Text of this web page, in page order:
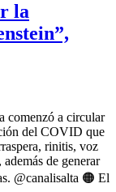
la
comenzó a circular
del COVID que
rinitis, voz
de generar
@canalisalta 🟠 El